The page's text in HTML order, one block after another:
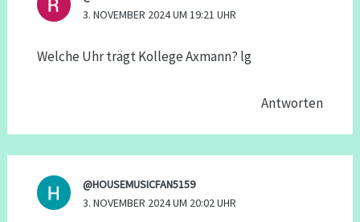
3. NOVEMBER 2024 UM 19:21 UHR
Welche Uhr trägt Kollege Axmann? lg
Antworten
@HOUSEMUSICFAN5159
3. NOVEMBER 2024 UM 20:02 UHR